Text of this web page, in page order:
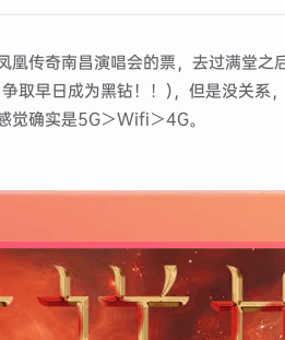
凰传奇南昌演唱会的票，去过满堂
取早日成为黑钻！！)，但是没关系
觉确实是5G＞Wifi＞4G。